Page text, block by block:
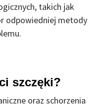
takich jak
odpowiedniej metody
szczęki?
oraz schorzenia